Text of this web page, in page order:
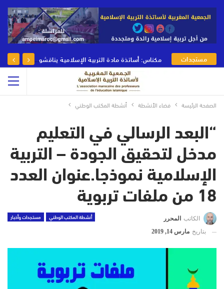
مستجدات
الجمعية
مكناس: أساتذة مادة التربية الإسلامية يناقشون رهانات وأدوار مادة التربية الإسلامية في يومها الوطني
الصفحة الرئيسة فضاء الأنشطة أنشطة المكتب الوطني
“البعد الرسالي في التعليم
مدخل لتحقيق الجودة – التربية
الإسلامية نموذجا.عنوان العدد
18 من ملفات تربوية
أنشطة المكتب الوطني مستجدات وأخبار الكاتب
المحرر
بتاريخ مارس 14, 2019